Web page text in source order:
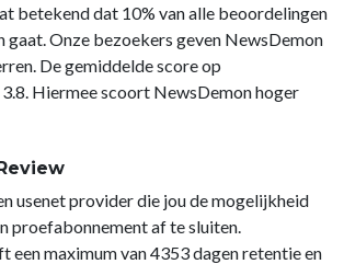
betekend dat 10% van alle beoordelingen
gaat. Onze bezoekers geven NewsDemon
De gemiddelde score op
Hiermee scoort NewsDemon hoger
usenet provider die jou de mogelijkheid
proefabonnement af te sluiten.
een maximum van 4353 dagen retentie en